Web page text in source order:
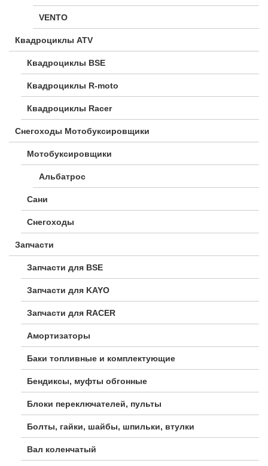
VENTO
Квадроциклы ATV
Квадроциклы BSE
Квадроциклы R-moto
Квадроциклы Racer
Снегоходы Мотобуксировщики
Мотобуксировщики
Альбатрос
Сани
Снегоходы
Запчасти
Запчасти для BSE
Запчасти для KAYO
Запчасти для RACER
Амортизаторы
Баки топливные и комплектующие
Бендиксы, муфты обгонные
Блоки переключателей, пульты
Болты, гайки, шайбы, шпильки, втулки
Вал коленчатый